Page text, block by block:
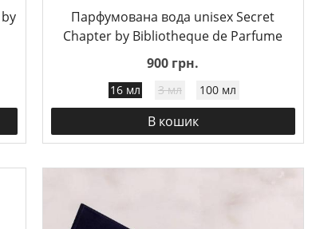
Парфумована вода unisex Secret
Chapter by Bibliotheque de Parfume
900 грн.
16 мл 3 мл 100 мл
В кошик